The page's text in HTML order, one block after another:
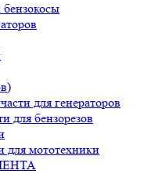
бензокосы
для генераторов
для бензорезов
для мототехники